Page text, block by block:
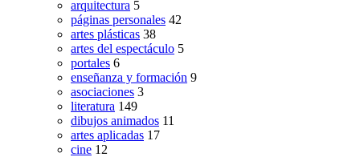
arquitectura 5
páginas personales 42
artes plásticas 38
artes del espectáculo 5
portales 6
enseñanza y formación 9
asociaciones 3
literatura 149
dibujos animados 11
artes aplicadas 17
cine 12